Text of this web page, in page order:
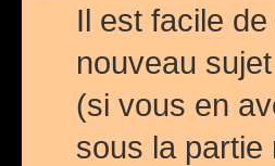
Il est facile
nouveau
(si vous en
sous la